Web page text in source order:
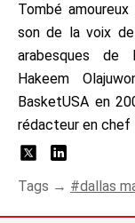
Tombé
son de la voix
arabesques de
Hakeem
BasketUSA en
rédacteur en chef
Tags → dallas